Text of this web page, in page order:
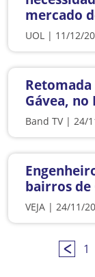
mercado
UOL | 11/12/
Retomada
Gávea, no
Band TV | 24/
bairros de
VEJA | 24/11/
1